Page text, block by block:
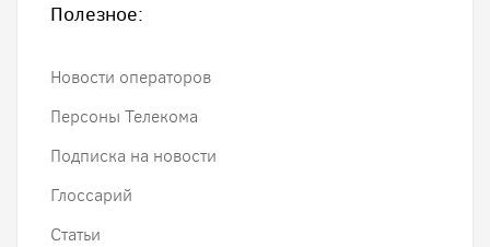
Полезное:
Новости операторов
Персоны Телекома
Подписка на новости
Глоссарий
Статьи